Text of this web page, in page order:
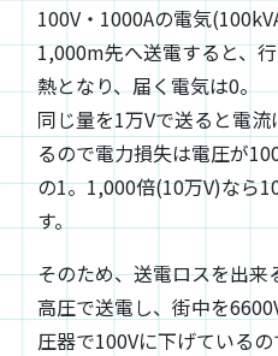
100V・1000Aの電気
1,000m先へ送電すると、
熱となり、届く電気は0。
同じ量を1万Vで送ると電
るので電力損失は電圧が
の1。1,000倍(10万V)なら
す。
そのため、送電ロスを出
高圧で送電し、街中を
圧器で100Vに下げているの